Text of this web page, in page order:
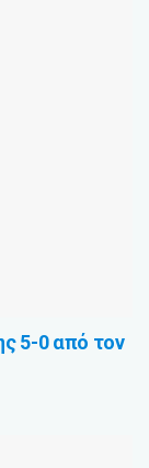
5-0 από τον